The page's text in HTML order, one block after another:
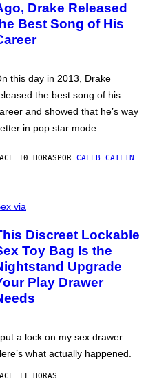
Drake Released
Best Song of His
this day in 2013, Drake
the best song of his
and showed that he’s way
in pop star mode.
10 HORASPOR CALEB CATLIN
via
Discreet Lockable
Toy Bag Is the
Upgrade
Play Drawer
a lock on my sex drawer.
what actually happened.
11 HORAS